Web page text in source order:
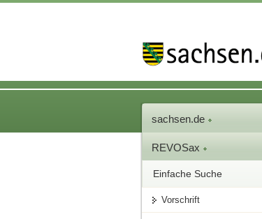
sachsen.de
REVOSax
Einfache Suche
Vorschrift